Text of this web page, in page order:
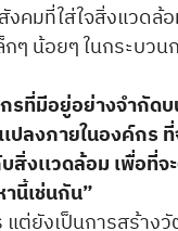
คมที่ใส่ใจสิ่งแวดล้
ๆ น้อยๆ ในกระบวน
รที่มีอยู่อย่างจำกัดบ
ปลงภายในองค์กร ที่
เเวดล้อม เพื่อที่จ
นี้เช่นกัน”
แต่ยังเป็นการสร้าง